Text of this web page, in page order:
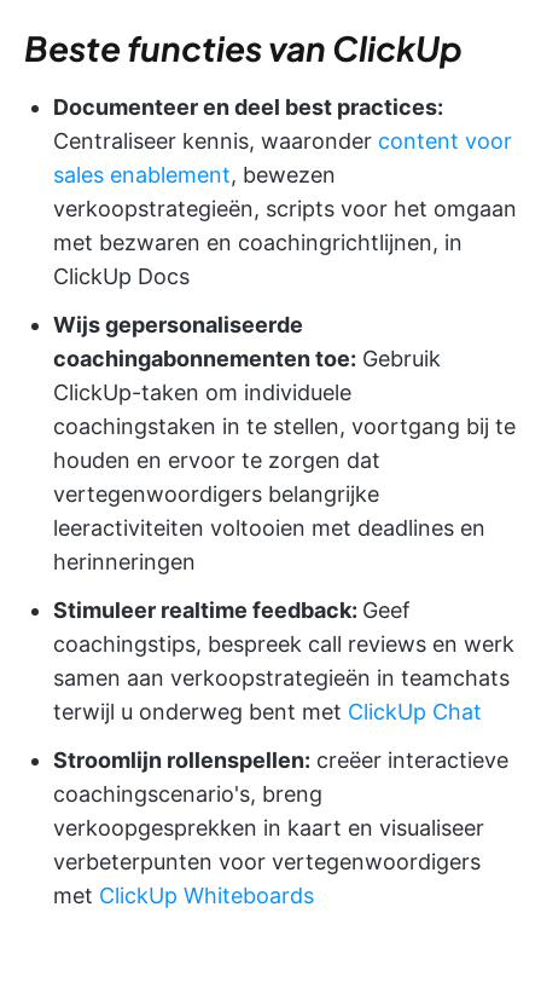
Beste functies van ClickUp
Documenteer en deel best practices:
Centraliseer kennis, waaronder content voor
sales enablement, bewezen
verkoopstrategieën, scripts voor het omgaan
met bezwaren en coachingrichtlijnen, in
ClickUp Docs
Wijs gepersonaliseerde
coachingabonnementen toe: Gebruik
ClickUp-taken om individuele
coachingstaken in te stellen, voortgang bij te
houden en ervoor te zorgen dat
vertegenwoordigers belangrijke
leeractiviteiten voltooien met deadlines en
herinneringen
Stimuleer realtime feedback: Geef
coachingstips, bespreek call reviews en werk
samen aan verkoopstrategieën in teamchats
terwijl u onderweg bent met ClickUp Chat
Stroomlijn rollenspellen: creëer interactieve
coachingscenario's, breng
verkoopgesprekken in kaart en visualiseer
verbeterpunten voor vertegenwoordigers
met ClickUp Whiteboards